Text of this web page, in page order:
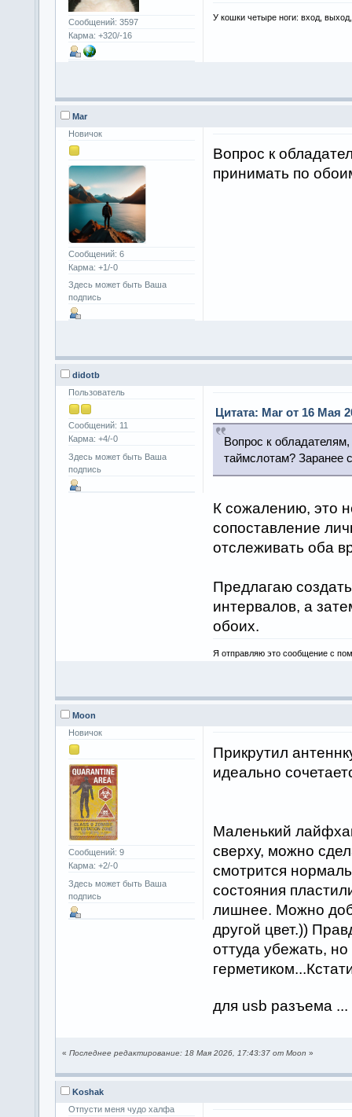
Сообщений: 3597
Карма: +320/-16
У кошки четыре ноги: вход,
Mar
Новичок
Сообщений: 6
Карма: +1/-0
Здесь может быть Ваша
подпись
Вопрос к
принимать по
didotb
Пользователь
Сообщений: 11
Карма: +4/-0
Здесь может быть Ваша
подпись
Цитата: Mar от 16 Мая
Вопрос к
таймслотам? Заранее
К сожалению, это
сопоставление
отслеживать оба
Предлагаю
интервалов, а
обоих.
Я отправляю это сообщение с
Moon
Новичок
Сообщений: 9
Карма: +2/-0
Здесь может быть Ваша
подпись
Прикрутил
идеально
Маленький
сверху, можно
смотрится
состояния
лишнее. Можно
другой цвет.))
оттуда убежать,
для usb разъема ...
« Последнее редактирование: 18 Мая 2026, 17:43:37 от Moon »
Koshak
Отпусти меня чудо халфа